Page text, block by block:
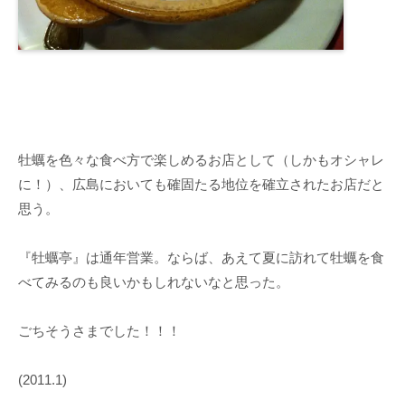
牡蠣を色々な食べ方で楽しめるお店として（しかもオシャレ
に！）、広島においても確固たる地位を確立されたお店だと
思う。
『牡蠣亭』は通年営業。ならば、あえて夏に訪れて牡蠣を食
べてみるのも良いかもしれないなと思った。
ごちそうさまでした！！！
(2011.1)